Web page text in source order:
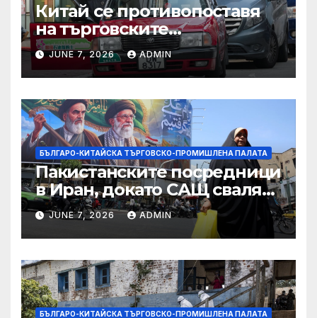
Китай се противопоставя
на търговските
ограничителни мерки на
САЩ във връзка с искове за
принудителен труд:
Министерство на
търговията
JUNE 7, 2026 ADMIN
БЪЛГАРО-КИТАЙСКА ТЪРГОВСКО-ПРОМИШЛЕНА ПАЛАТА
Пакистанските посредници
в Иран, докато САЩ свалят
дронове, Ливан търси мир
JUNE 7, 2026 ADMIN
БЪЛГАРО-КИТАЙСКА ТЪРГОВСКО-ПРОМИШЛЕНА ПАЛАТА